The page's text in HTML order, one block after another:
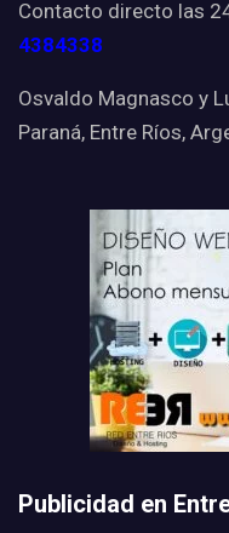
Contacto directo las
4384338
Osvaldo Magnasco y
Paraná, Entre Ríos,
Publicidad en